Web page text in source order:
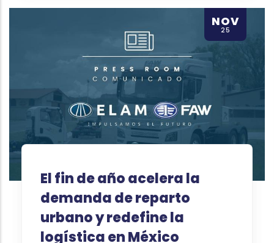
NOV
25
El fin de año acelera la
demanda de reparto
urbano y redefine la
logística en México